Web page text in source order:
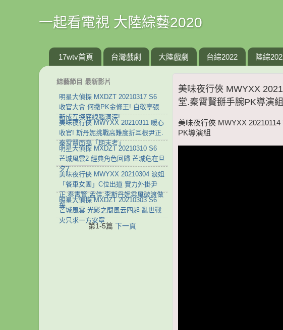
一起看電視 大陸綜藝2020
17wtv首頁 台灣戲劇 大陸戲劇 台綜2022 陸綜
美味夜行俠 MWYXX
堂.秦霄賢掰手腕PK導演組
美味夜行俠 MWYXX
PK導演組
綜藝節目 最新影片
明星大偵探 MXDZT 20210317 S6
收官大會 何撒PK金條王! 白敬亭張
新成互探底線腦洞深!
美味夜行俠 MWYXX 20210311 暖心
收官! 斯丹妮挑戰高難度折耳根尹正.
秦霄賢面臨「期末考」
明星大偵探 MXDZT 20210310 S6
芒城風雲2 經典角色回歸 芒城危在旦
夕?
美味夜行俠 MWYXX 20210304 浪姐
「餐車女團」C位出道 實力外掛尹
正.秦霄賢.孟佳.李斯丹妮乘風破浪做
菜
明星大偵探 MXDZT 20210303 S6
芒城風雲 光影之間風云四起 亂世戰
火只求一方安寧
第1-5篇 下一頁